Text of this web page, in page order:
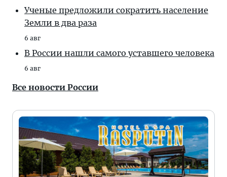
Ученые предложили сократить население
Земли в два раза
6 авг
В России нашли самого уставшего человека
6 авг
Все новости России